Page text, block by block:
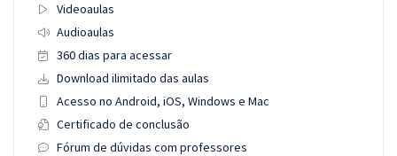
Videoaulas
Audioaulas
360 dias para acessar
Download ilimitado das aulas
Acesso no Android, iOS, Windows e Mac
Certificado de conclusão
Fórum de dúvidas com professores